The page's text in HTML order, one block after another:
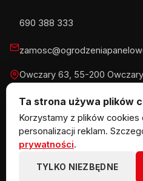
Ta strona używa plików
Korzystamy z plików cookies
personalizacji reklam.
prywatności.
TYLKO NIEZBĘDNE
690 388 333
Owczary 63, 55-200 Owczary
Pn-Pt 8-16, Sb 8-13:30
© 2026 KOW MET Marlena
REGON 383867720 ·